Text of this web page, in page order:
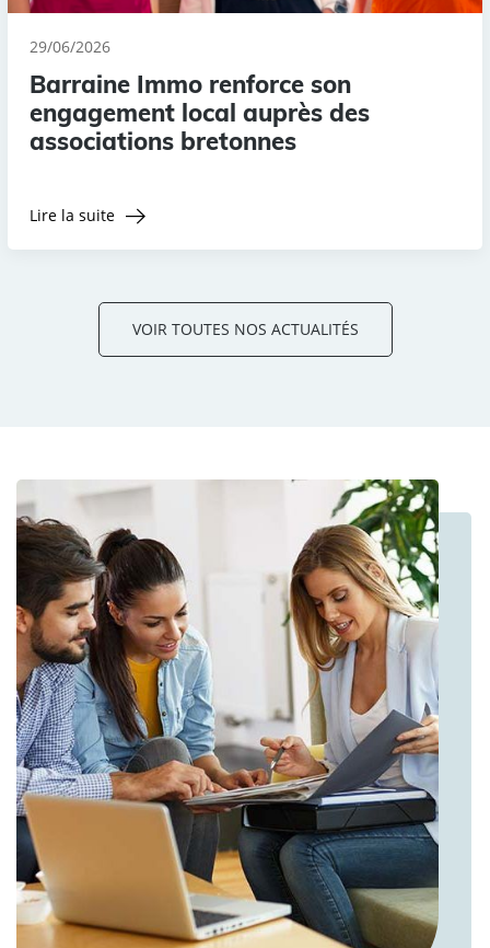
29/06/2026
Barraine Immo renforce son
engagement local auprès des
associations bretonnes
Lire la suite
VOIR TOUTES NOS ACTUALITÉS